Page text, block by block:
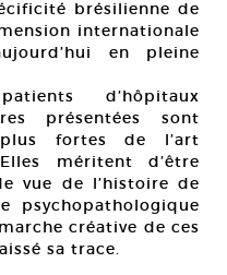
brésilienne de
internationale
en pleine
d’hôpitaux
présentées sont
fortes de l’art
méritent d’être
vue de l’histoire de
psychopathologique
créative de ces
sa trace.